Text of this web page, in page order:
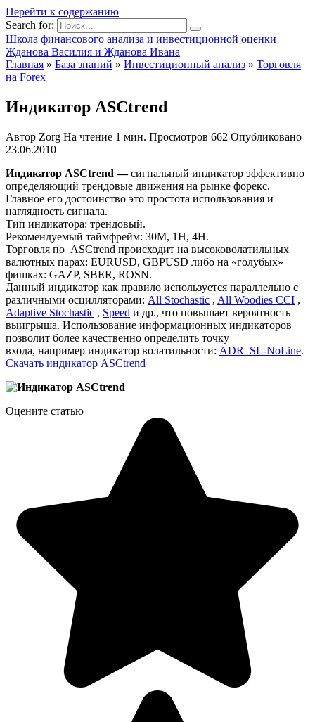
Перейти к содержанию
Search for:
Школа финансового анализа и инвестиционной оценки
Жданова Василия и Жданова Ивана
Главная » База знаний » Инвестиционный анализ » Торговля
на Forex
Индикатор ASCtrend
Автор Zorg На чтение 1 мин. Просмотров 662 Опубликовано
23.06.2010
Индикатор ASCtrend —сигнальный индикатор эффективно
определяющий трендовые движения на рынке форекс.
Главное его достоинство это простота использования и
наглядность сигнала.
Тип индикатора: трендовый.
Рекомендуемый таймфрейм: 30М, 1Н, 4Н.
Торговля по ASCtrend происходит на высоковолатильных
валютных парах: EURUSD, GBPUSD либо на «голубых»
фишках: GAZP, SBER, ROSN.
Данный индикатор как правило используется параллельно с
различными осцилляторами: All Stochastic , All Woodies CCI ,
Adaptive Stochastic , Speed и др., что повышает вероятность
выигрыша. Использование информационных индикаторов
позволит более качественно определить точку
входа, например индикатор волатильности: ADR_SL-NoLine.
Скачать индикатор ASCtrend
Оцените статью